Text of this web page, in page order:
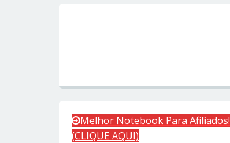
Melhor Notebook Para Afiliados!
(CLIQUE AQUI)